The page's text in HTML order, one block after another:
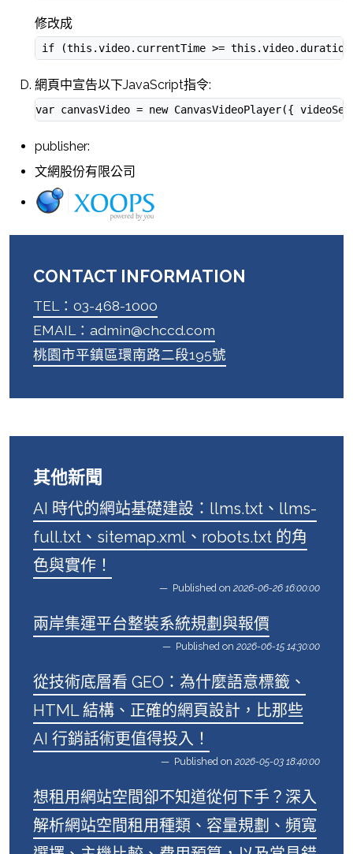
修改成
if (this.video.currentTime >=
網頁中宣告以下JavaScript指令:
var canvasVideo = new CanvasVideoPlayer({
publisher:
文網股份有限公司
CONTACT INFORMATION
TEL：03-468-1000
EMAIL：admin@chccd.com
桃園市平鎮區環南路二段195號
其他新聞
AI 時代的網站基礎建設：llms.txt、llms-
full.txt、sitemap.xml、robots.txt 的角
色與實作！
Published on 2026-06-26 16:00:00
兩岸集運平台整裝系統規劃與報價
Published on 2026-06-15 14:30:00
從技術底層看 GEO：為什麼語意標籤、
HTML 結構、正確的網頁設計，比那些
AI 行銷話術更值得投入！
Published on 2026-05-03 18:40:00
想租用網站空間卻不知道從何下手？深入
解析網站空間租用種類、容量規劃、頻寬